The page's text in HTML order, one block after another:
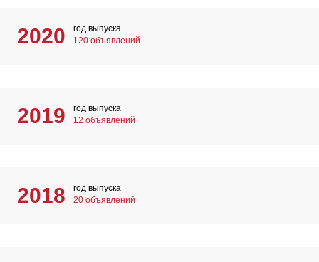
2020
год выпуска
120 объявлений
2019
год выпуска
12 объявлений
2018
год выпуска
20 объявлений